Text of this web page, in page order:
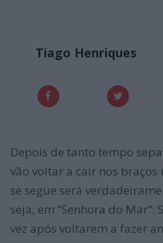
Tiago Henriques
Depois de tanto tempo
vão voltar a cair nos
se segue será
seja, em “Senhora do Mar”:
vez após voltarem a fazer